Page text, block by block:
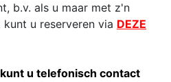
b.v. als u maar met z'n
u reserveren via DEZE
u telefonisch contact